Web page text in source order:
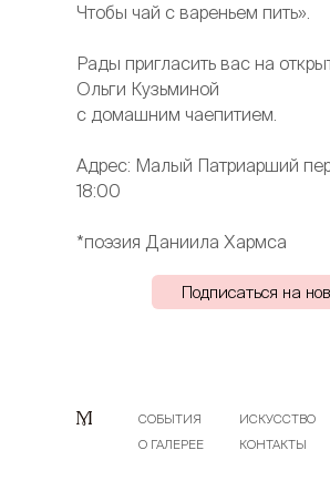
Чтобы чай с вареньем пить».
Рады пригласить вас на
Ольги Кузьминой
с домашним чаепитием.
Адрес: Малый Патриарший
18:00
*поэзия Даниила Хармса
Подписаться на
СОБЫТИЯ ИСКУССТВО
О ГАЛЕРЕЕ
КОНТАКТЫ